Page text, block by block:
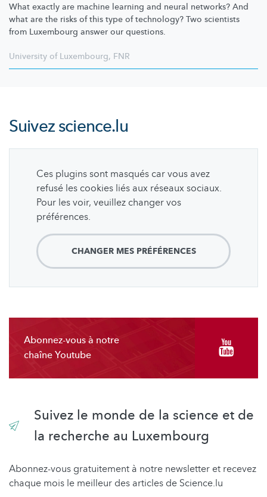
What exactly are machine learning and neural networks? And
what are the risks of this type of technology? Two scientists
from Luxembourg answer our questions.
University of Luxembourg, FNR
Suivezscience.lu
Ces plugins sont masqués car vous avez
refusé les cookies liés aux réseaux sociaux.
Pour les voir, veuillez changer vos
préférences.
CHANGER MES PRÉFÉRENCES
Abonnez-vous à notre
chaîne Youtube
Suivez le monde de la science et de
la recherche au Luxembourg
Abonnez-vous gratuitement à notre newsletter et recevez
chaque mois le meilleur des articles de Science.lu